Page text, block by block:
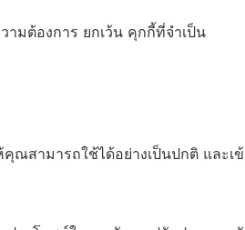
มต้องการ ยกเว้น คุกกี้ที่จำเป็น
ณสามารถใช้ได้อย่างเป็นปกติ และ